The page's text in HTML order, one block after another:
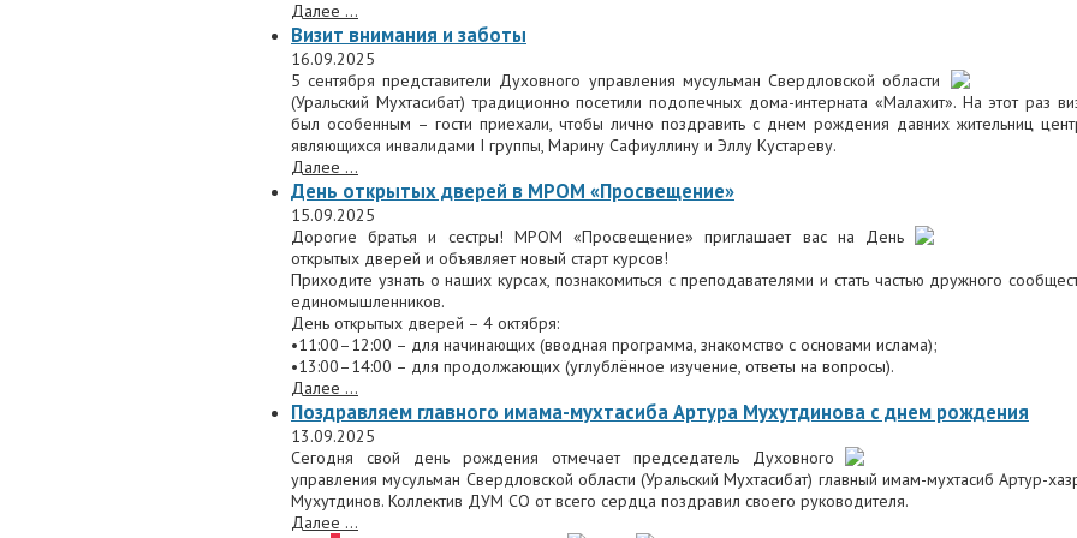
Далее ...
Визит внимания и заботы
16.09.2025
5 сентября представители Духовного управления мусульман Свердловской области
(Уральский Мухтасибат) традиционно посетили подопечных дома-интерната «Малахит». На этот раз
был особенным – гости приехали, чтобы лично поздравить с днем рождения давних жительниц
являющихся инвалидами I группы, Марину Сафиуллину и Эллу Кустареву.
Далее ...
День открытых дверей в МРОМ «Просвещение»
15.09.2025
Дорогие братья и сестры! МРОМ «Просвещение» приглашает вас на День
открытых дверей и объявляет новый старт курсов!
Приходите узнать о наших курсах, познакомиться с преподавателями и стать частью дружного
единомышленников.
День открытых дверей – 4 октября:
•11:00–12:00 – для начинающих (вводная программа, знакомство с основами ислама);
•13:00–14:00 – для продолжающих (углублённое изучение, ответы на вопросы).
Далее ...
Поздравляем главного имама-мухтасиба Артура Мухутдинова с днем рождения
13.09.2025
Сегодня свой день рождения отмечает председатель Духовного
управления мусульман Свердловской области (Уральский Мухтасибат) главный имам-мухтасиб Артур-
Мухутдинов. Коллектив ДУМ СО от всего сердца поздравил своего руководителя.
Далее ...